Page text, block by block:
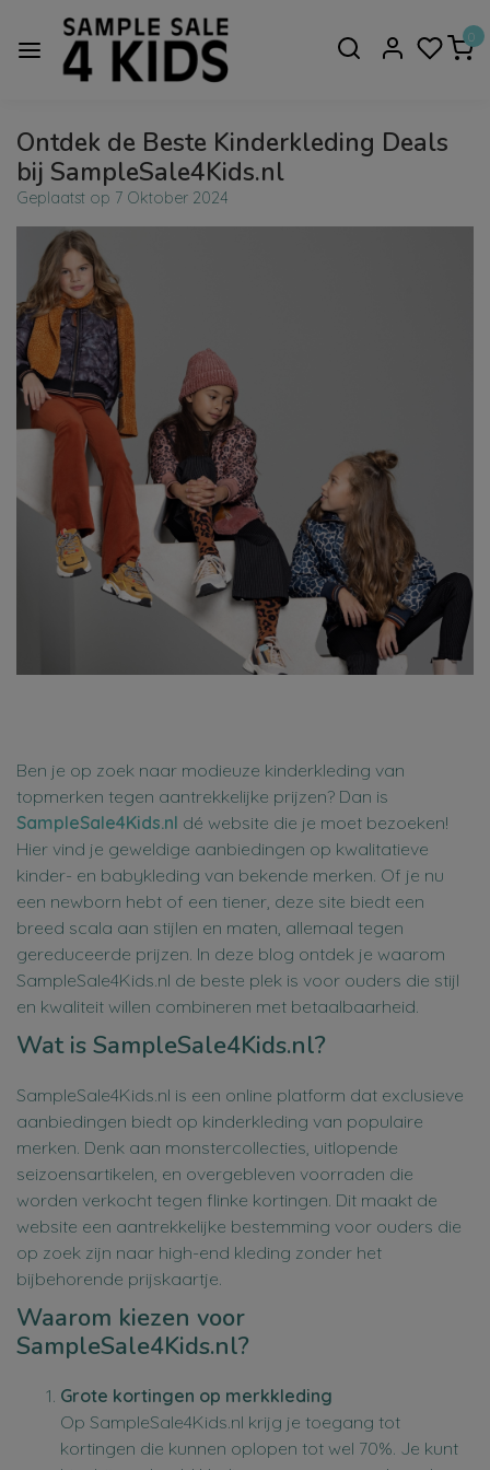
0
Ontdek de Beste Kinderkleding Deals
bij SampleSale4Kids.nl
Geplaatst op 7 Oktober 2024
Ben je op zoek naar modieuze kinderkleding van
topmerken tegen aantrekkelijke prijzen? Dan is
SampleSale4Kids.nl dé website die je moet bezoeken!
Hier vind je geweldige aanbiedingen op kwalitatieve
kinder- en babykleding van bekende merken. Of je nu
een newborn hebt of een tiener, deze site biedt een
breed scala aan stijlen en maten, allemaal tegen
gereduceerde prijzen. In deze blog ontdek je waarom
SampleSale4Kids.nl de beste plek is voor ouders die stijl
en kwaliteit willen combineren met betaalbaarheid.
Wat is SampleSale4Kids.nl?
SampleSale4Kids.nl is een online platform dat exclusieve
aanbiedingen biedt op kinderkleding van populaire
merken. Denk aan monstercollecties, uitlopende
seizoensartikelen, en overgebleven voorraden die
worden verkocht tegen flinke kortingen. Dit maakt de
website een aantrekkelijke bestemming voor ouders die
op zoek zijn naar high-end kleding zonder het
bijbehorende prijskaartje.
Waarom kiezen voor
SampleSale4Kids.nl?
Grote kortingen op merkkleding
Op SampleSale4Kids.nl krijg je toegang tot
kortingen die kunnen oplopen tot wel 70%. Je kunt